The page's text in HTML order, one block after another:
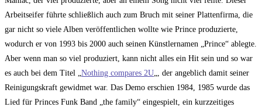
Arbeitseifer führte schließlich auch zum Bruch mit seiner Plattenfirma, die
gar nicht so viele Alben veröffentlichen wollte wie Prince produzierte,
wodurch er von 1993 bis 2000 auch seinen Künstlernamen „Prince“ ablegte.
Aber wenn man so viel produziert, kann nicht alles ein Hit sein und so war
es auch bei dem Titel „ Nothing compares 2U „, der angeblich damit seiner
Reinigungskraft gewidmet war. Das Demo erschien 1984, 1985 wurde das
Lied für Princes Funk Band „the family“ eingespielt, ein kurzzeitiges